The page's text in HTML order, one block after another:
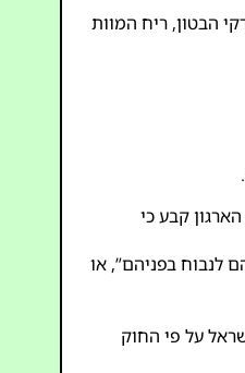
הבטון, ריח המוות
.
קבע כי
לנבוח בפניהם”, או
על פי החוק